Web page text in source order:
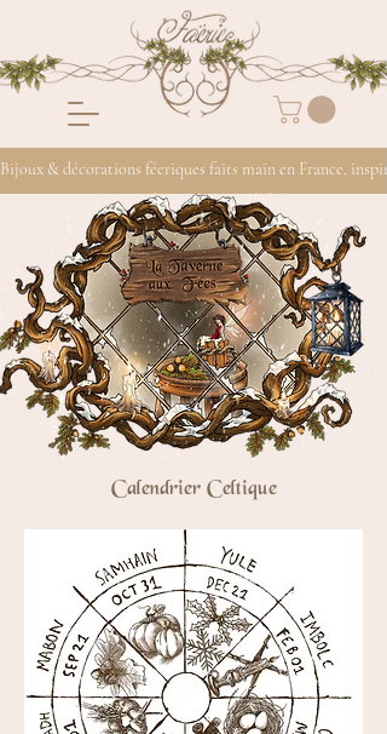
Bijoux & décorations féeriques faits main en France,
Calendrier Celtique